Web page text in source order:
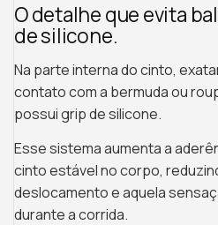
O detalhe que evita
de silicone.
Na parte interna do cinto,
contato com a bermuda ou
possui grip de silicone.
Esse sistema aumenta a
cinto estável no corpo,
deslocamento e aquela
durante a corrida.